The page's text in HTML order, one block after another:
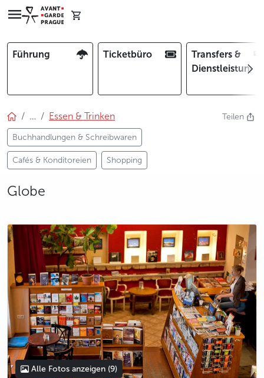
Führung Ticketbüro
Transfers &
… Essen & Trinken
Buchhandlungen & Schreibwaren
Cafés & Konditoreien Shopping
Teilen
Globe
photo 5
photo 6
photo 7
photo 8
photo 9
Alle Fotos anzeigen (9)